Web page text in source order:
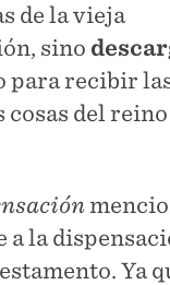
de la vieja
sino
para recibir
cosas del
a la
Ya